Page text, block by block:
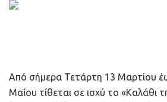
Από σήμερα Τετάρτη 13 Μαρτίου
Μαΐου τίθεται σε ισχύ το «Καλάθι